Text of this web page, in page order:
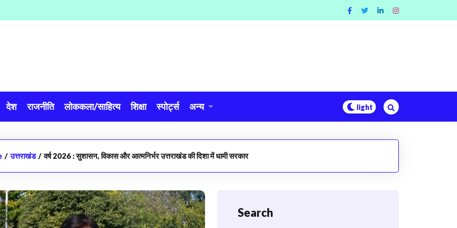
देश राजनीति लोककला/साहित्य शिक्षा स्पोर्ट्स अन्य
/ उत्तराखंड / वर्ष 2026 : सुशासन, विकास और आत्मनिर्भर उत्तराखंड की दिशा में धामी सरकार
Search